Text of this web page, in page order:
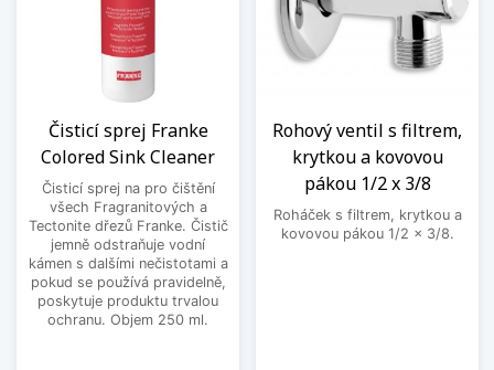
Čisticí sprej Franke
Colored Sink Cleaner
Čisticí sprej na pro čištění
všech Fragranitových a
Tectonite dřezů Franke. Čistič
jemně odstraňuje vodní
kámen s dalšími nečistotami a
pokud se používá pravidelně,
poskytuje produktu trvalou
ochranu. Objem 250 ml.
Rohový ventil s filtrem,
krytkou a kovovou
pákou 1/2 x 3/8
Roháček s filtrem, krytkou a
kovovou pákou 1/2 x 3/8.